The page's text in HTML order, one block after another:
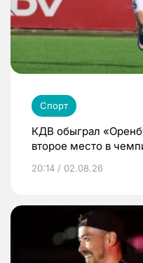
Спорт
КДВ обыграл
второе место в
20:14 / 02.08.26